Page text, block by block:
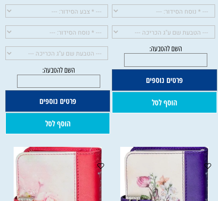
בהתאם לתמונה:
תכלת
ירוק
חום כהה
השם להטבעה:
פרטים נוספים
הוסף לסל פרטים נוספים
הוסף לסל